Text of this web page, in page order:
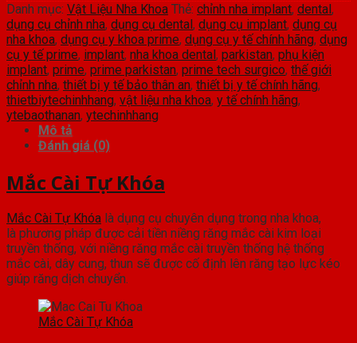
Danh mục: Vật Liệu Nha Khoa Thẻ: chỉnh nha implant, dental,
dụng cụ chỉnh nha, dụng cụ dental, dụng cụ implant, dụng cụ
nha khoa, dụng cụ y khoa prime, dụng cụ y tế chính hãng, dụng
cụ y tế prime, implant, nha khoa dental, parkistan, phụ kiện
implant, prime, prime parkistan, prime tech surgico, thế giới
chỉnh nha, thiết bị y tế bảo thân an, thiết bị y tế chính hãng,
thietbiytechinhhang, vật liệu nha khoa, y tế chính hãng,
ytebaothanan, ytechinhhang
Mô tả
Đánh giá (0)
Mắc Cài Tự Khóa
Mắc Cài Tự Khóa là dụng cụ chuyên dụng trong nha khoa,
là phương pháp được cải tiền niềng răng mắc cài kim loại
truyền thống, với niềng răng mắc cài truyền thống hệ thống
mắc cài, dây cung, thun sẽ được cố định lên răng tạo lực kéo
giúp răng dịch chuyển.
Mắc Cài Tự Khóa